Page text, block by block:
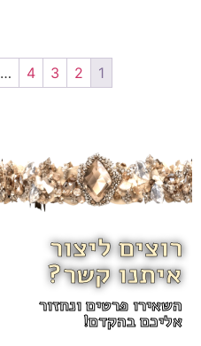
1
2
3
4
…
רוצים ליצור
איתנו קשר?
השאירו פרטים ונחזור
אליכם בהקדם!